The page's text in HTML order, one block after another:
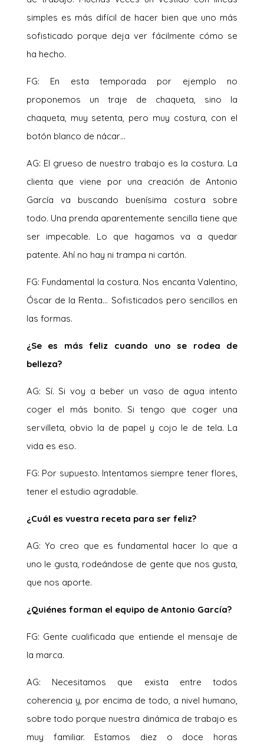
simples es más difícil de hacer bien que uno más
sofisticado porque deja ver fácilmente cómo se
ha hecho.
FG: En esta temporada por ejemplo no
proponemos un traje de chaqueta, sino la
chaqueta, muy setenta, pero muy costura, con el
botón blanco de nácar…
AG: El grueso de nuestro trabajo es la costura. La
clienta que viene por una creación de Antonio
García va buscando buenísima costura sobre
todo. Una prenda aparentemente sencilla tiene que
ser impecable. Lo que hagamos va a quedar
patente. Ahí no hay ni trampa ni cartón.
FG: Fundamental la costura. Nos encanta Valentino,
Óscar de la Renta… Sofisticados pero sencillos en
las formas.
¿Se es más feliz cuando uno se rodea de
belleza?
AG: Sí. Si voy a beber un vaso de agua intento
coger el más bonito. Si tengo que coger una
servilleta, obvio la de papel y cojo le de tela. La
vida es eso.
FG: Por supuesto. Intentamos siempre tener flores,
tener el estudio agradable.
¿Cuál es vuestra receta para ser feliz?
AG: Yo creo que es fundamental hacer lo que a
uno le gusta, rodeándose de gente que nos gusta,
que nos aporte.
¿Quiénes forman el equipo de Antonio García?
FG: Gente cualificada que entiende el mensaje de
la marca.
AG: Necesitamos que exista entre todos
coherencia y, por encima de todo, a nivel humano,
sobre todo porque nuestra dinámica de trabajo es
muy familiar. Estamos diez o doce horas